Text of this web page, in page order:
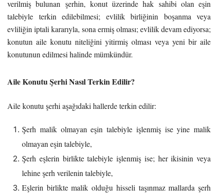
verilmiş bulunan şerhin, konut üzerinde hak sahibi olan eşin
talebiyle terkin edilebilmesi; evlilik birliğinin boşanma veya
evliliğin iptali kararıyla, sona ermiş olması; evlilik devam ediyorsa;
konutun aile konutu niteliğini yitirmiş olması veya yeni bir aile
konutunun edilmesi halinde mümkündür.
Aile Konutu Şerhi Nasıl Terkin Edilir?
Aile konutu şerhi aşağıdaki hallerde terkin edilir:
Şerh malik olmayan eşin talebiyle işlenmiş ise yine malik
olmayan eşin talebiyle,
Şerh eşlerin birlikte talebiyle işlenmiş ise; her ikisinin veya
lehine şerh verilenin talebiyle,
Eşlerin birlikte malik olduğu hisseli taşınmaz mallarda şerh